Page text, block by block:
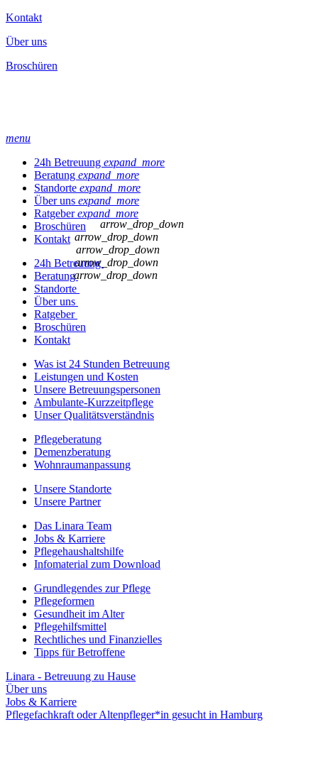
Kontakt
Über uns
Broschüren
menu
24h Betreuung expand_more
Beratung expand_more
Standorte expand_more
Über uns expand_more
Ratgeberexpand_more
Broschüren
Kontakt
24h Betreuung
arrow_drop_down
Beratung
arrow_drop_down
Standorte
arrow_drop_down
Über uns
arrow_drop_down
Ratgeber
arrow_drop_down
Broschüren
Kontakt
Was ist 24 Stunden Betreuung
Leistungen und Kosten
Unsere Betreuungspersonen
Ambulante-Kurzzeitpflege
Unser Qualitätsverständnis
Pflegeberatung
Demenzberatung
Wohnraumanpassung
Unsere Standorte
Unsere Partner
Das Linara Team
Jobs & Karriere
Pflegehaushaltshilfe
Infomaterial zum Download
Grundlegendes zur Pflege
Pflegeformen
Gesundheit im Alter
Pflegehilfsmittel
Rechtliches und Finanzielles
Tipps für Betroffene
Linara - Betreuung zu Hause
Über uns
Jobs & Karriere
Pflegefachkraft oder Altenpfleger*in gesucht in Hamburg